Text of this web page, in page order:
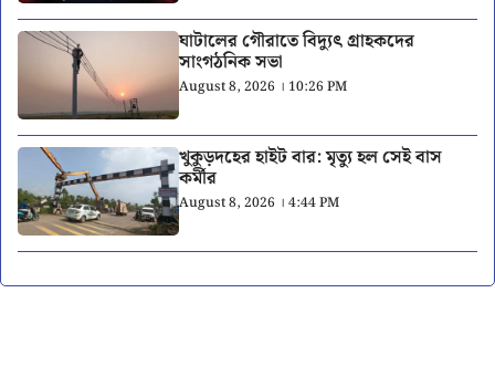
ঘাটালের গৌরাতে বিদ্যুৎ গ্রাহকদের
সাংগঠনিক সভা
August 8, 2026 । 10:26 PM
খুকুড়দহের হাইট বার: মৃত্যু হল সেই বাস
কর্মীর
August 8, 2026 । 4:44 PM